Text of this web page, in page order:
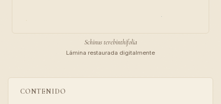
CONTENIDO
Schinus terebinthifolia
Lámina restaurada digitalmente